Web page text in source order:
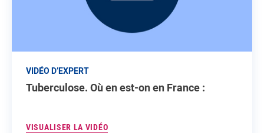
VIDÉO D’EXPERT
Tuberculose. Où en est-on en France :
VISUALISER LA VIDÉO